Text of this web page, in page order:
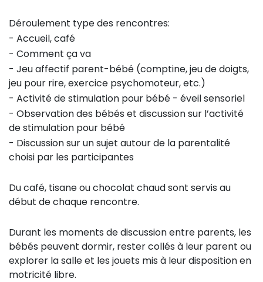
Déroulement type des rencontres:
- Accueil, café
- Comment ça va
- Jeu affectif parent-bébé (comptine, jeu de doigts,
jeu pour rire, exercice psychomoteur, etc.)
- Activité de stimulation pour bébé - éveil sensoriel
- Observation des bébés et discussion sur l’activité
de stimulation pour bébé
- Discussion sur un sujet autour de la parentalité
choisi par les participantes
Du café, tisane ou chocolat chaud sont servis au
début de chaque rencontre.
Durant les moments de discussion entre parents, les
bébés peuvent dormir, rester collés à leur parent ou
explorer la salle et les jouets mis à leur disposition en
motricité libre.